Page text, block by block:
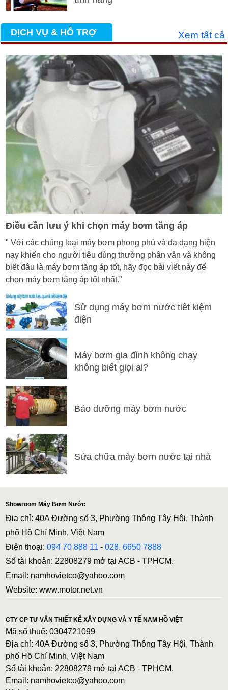
DỊCH VỤ & HỖ TRỢ Xem tất cả
Điều cần lưu ý khi chọn máy bơm tăng áp
" Với các chủng loại máy bơm phong phú và đa dạng hiện
nay khiến cho người tiêu dùng thường phân vân và không
biết đâu là máy bơm tăng áp tốt, hãy đọc bài viết này để
chọn máy bơm tăng áp tốt nhất."
Sử dụng máy bơm nước tiết kiệm
điện
Máy bơm gia đình không chạy
không biết giọi ai?
Bảo dưỡng máy bơm nước
Sửa chữa máy bơm nước tại nhà
Showroom Máy Bơm Nước
Địa chỉ: 40A Đường số 3, Phường Thông Tây Hội, Thành
phố Hồ Chí Minh, Việt Nam
Điện thoại:094 70 888 11 -028. 6650 7888
Số tài khoản: 22808279 mở tại ACB - TPHCM.
Email: namhovietco@yahoo.com
Website: www.motor.net.vn
CTY CP TƯ VẤN THIẾT KẾ XÂY DỰNG VÀ Y TẾ NAM HỒ VIỆT
Mã số thuế: 0304721099
Địa chỉ: 40A Đường số 3, Phường Thông Tây Hội, Thành
phố Hồ Chí Minh, Việt Nam
Số tài khoản: 22808279 mở tại ACB - TPHCM.
Email: namhovietco@yahoo.com